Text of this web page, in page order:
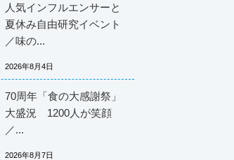
人気インフルエンサーと
夏休み自由研究イベント
／味の...
2026年8月4日
70周年「食の大感謝祭」
大盛況 1200人が笑顔
／...
2026年8月7日